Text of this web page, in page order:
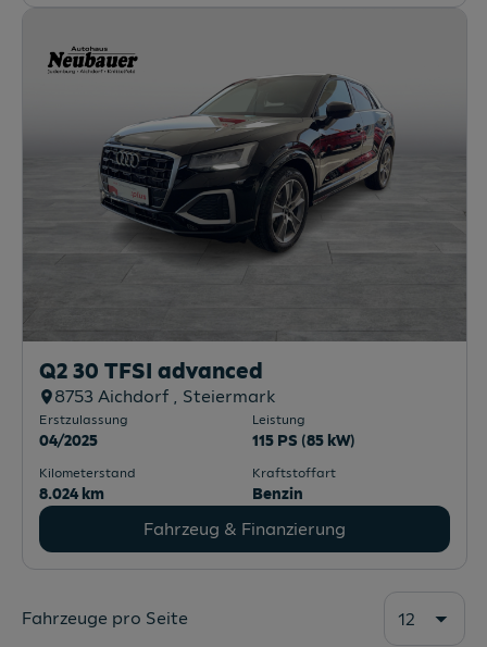
Q2 30 TFSI advanced
8753 Aichdorf , Steiermark
Erstzulassung
04/2025
Leistung
115 PS (85 kW)
Kilometerstand
8.024 km
Kraftstoffart
Benzin
Fahrzeug & Finanzierung
Fahrzeuge pro Seite 12